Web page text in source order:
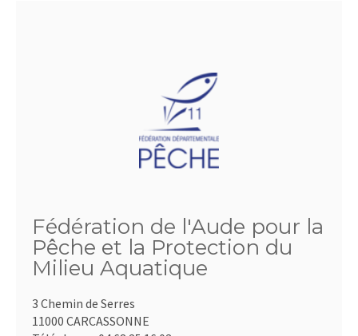
Fédération de l'Aude pour la
Pêche et la Protection du
Milieu Aquatique
3 Chemin de Serres
11000 CARCASSONNE